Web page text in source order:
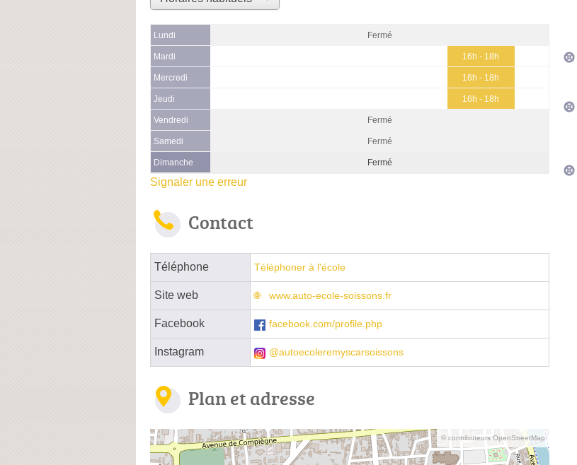
Lundi Fermé
Mardi 16h - 18h
Mercredi 16h - 18h
Jeudi 16h - 18h
Vendredi Fermé
Samedi Fermé
Dimanche Fermé
Signaler une erreur
Contact
Téléphone Téléphoner à l'école
Site web www.auto-ecole-soissons.fr
Facebook facebook.com/profile.php
Instagram @autoecoleremyscarsoissons
Plan et adresse
© contributeurs OpenStreetMap